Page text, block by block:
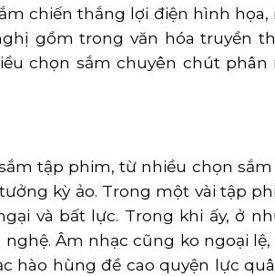
chiến thắng lợi điện hình
gồm trong văn hóa truyền
chọn sắm chuyên chút
tập phim, từ nhiều chọn
kỳ ảo. Trong một vài tập
và bất lực. Trong khi ấy, ở
Âm nhạc cũng ko ngoại
hào hùng đề cao quyện lực